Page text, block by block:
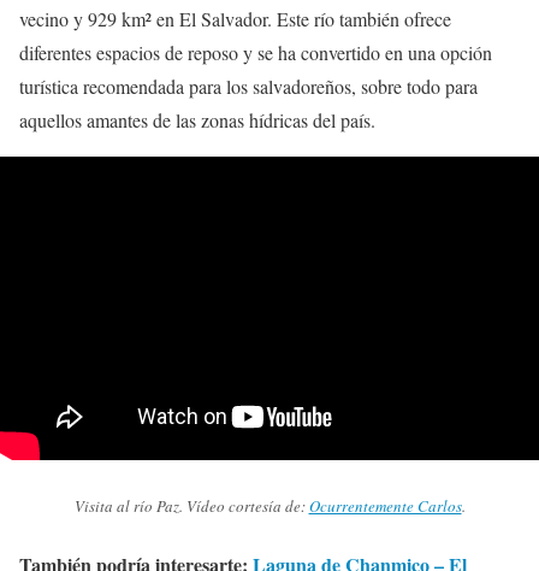
vecino y 929 km² en El Salvador. Este río también ofrece
diferentes espacios de reposo y se ha convertido en una opción
turística recomendada para los salvadoreños, sobre todo para
aquellos amantes de las zonas hídricas del país.
Visita al río Paz. Vídeo cortesía de:Ocurrentemente Carlos.
También podría interesarte: Laguna de Chanmico – El